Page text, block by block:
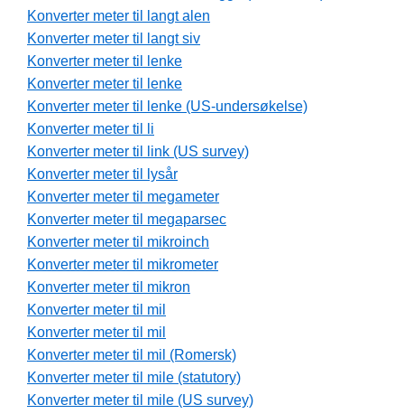
Konverter meter til langt alen
Konverter meter til langt siv
Konverter meter til lenke
Konverter meter til lenke
Konverter meter til lenke (US-undersøkelse)
Konverter meter til li
Konverter meter til link (US survey)
Konverter meter til lysår
Konverter meter til megameter
Konverter meter til megaparsec
Konverter meter til mikroinch
Konverter meter til mikrometer
Konverter meter til mikron
Konverter meter til mil
Konverter meter til mil
Konverter meter til mil (Romersk)
Konverter meter til mile (statutory)
Konverter meter til mile (US survey)